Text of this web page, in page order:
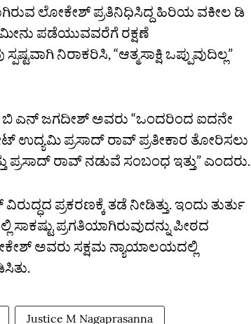
ಲೋಕೇಶ್‌ ಪ್ರತಿನಿಧಿಸಿದ್ದ ಹಿರಿಯ ವಕೀಲ ಡಿ
ಪಡೆಯುವವರೆಗೆ ರಕ್ಷಣೆ
ನಿರಾಕರಿಸಿ, “ಆತ್ಮಸಾಕ್ಷಿ ಒಪ್ಪುವುದಿಲ್ಲ”
ಬಿ ಎನ್‌ ಜಗದೀಶ್‌ ಅವರು “ಒಂದರಿಂದ ಐದನೇ
ಉದ್ಯಮಿ ಪ್ರಸಾದ್‌ ರಾವ್‌ ಪ್ರತೀಕಾರ ತೋರಿಸಲು
ರಾವ್‌ ನಡುವೆ ಸಂಬಂಧ ಇತ್ತು” ಎಂದರು.
ಪ್ರಕರಣಕ್ಕೆ ತಡೆ ನೀಡಿತ್ತು. ಇಂದು ತುರ್ತು
ಪ್ರಗತಿಯಾಗಿರುವುದನ್ನು ಪೀಠದ
ಅವರು ಸಕ್ಷಮ ನ್ಯಾಯಾಲಯದಲ್ಲಿ
Justice M Nagaprasanna